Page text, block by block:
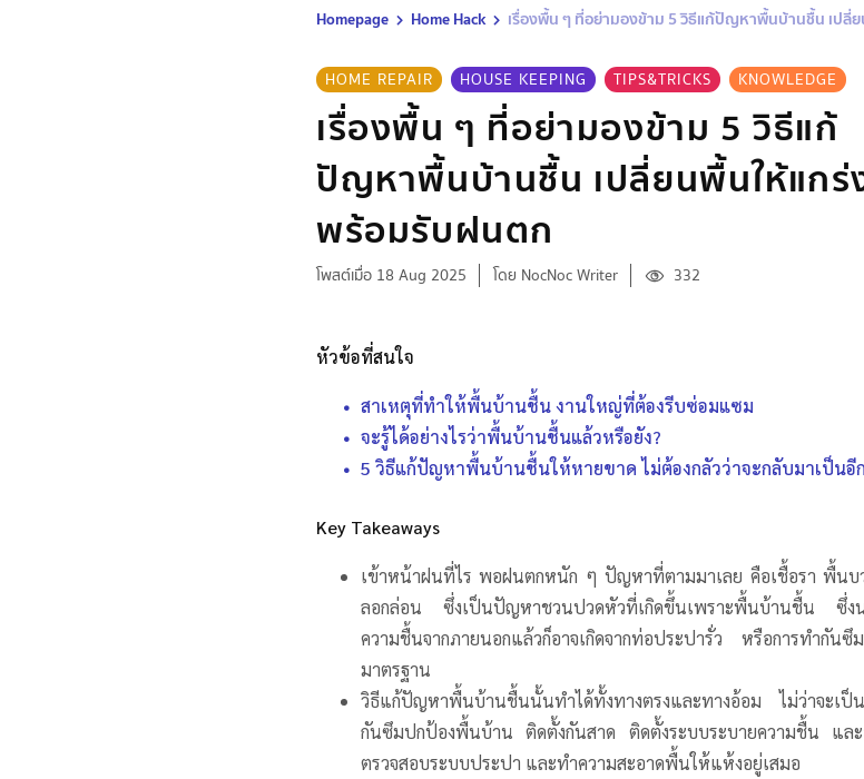
Homepage Home Hack เรื่องพื้น ๆ ที่อย่ามองข้าม 5 วิธีแก้ปัญหาพื้นบ้านชื้น เปลี่
HOME REPAIR HOUSE KEEPING TIPS&TRICKS KNOWLEDGE
เรื่องพื้น ๆ ที่อย่ามองข้าม 5 วิธีแก้
ปัญหาพื้นบ้านชื้น เปลี่ยนพื้นให้แกร่
พร้อมรับฝนตก
โพสต์เมื่อ 18 Aug 2025 โดย NocNoc Writer 332
หัวข้อที่สนใจ
สาเหตุที่ทำให้พื้นบ้านชื้น งานใหญ่ที่ต้องรีบซ่อมแซม
จะรู้ได้อย่างไรว่าพื้นบ้านชื้นแล้วหรือยัง?
5 วิธีแก้ปัญหาพื้นบ้านชื้นให้หายขาด ไม่ต้องกลัวว่าจะกลับมาเป็นอี
Key Takeaways
เข้าหน้าฝนที่ไร พอฝนตกหนัก ๆ ปัญหาที่ตามมาเลย คือเชื้อรา พื้น
ลอกล่อน ซึ่งเป็นปัญหาชวนปวดหัวที่เกิดขึ้นเพราะพื้นบ้านชื้น ซึ่งน
ความชื้นจากภายนอกแล้วก็อาจเกิดจากท่อประปารั่ว หรือการทำกันซึ
มาตรฐาน
วิธีแก้ปัญหาพื้นบ้านชื้นนั้นทำได้ทั้งทางตรงและทางอ้อม ไม่ว่าจะเป็
กันซึมปกป้องพื้นบ้าน ติดตั้งกันสาด ติดตั้งระบบระบายความชื้น แล
ตรวจสอบระบบประปา และทำความสะอาดพื้นให้แห้งอยู่เสมอ